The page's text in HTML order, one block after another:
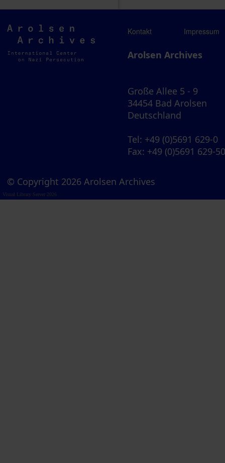
Arolsen
Archives
Kontakt Impressum
Arolsen Archives
Große Allee 5 - 9
34454 Bad Arolsen
Deutschland
Tel: +49 (0)5691 629-0
Fax: +49 (0)5691 629-
© Copyright 2026 Arolsen Archives
Visual Library Server 2026